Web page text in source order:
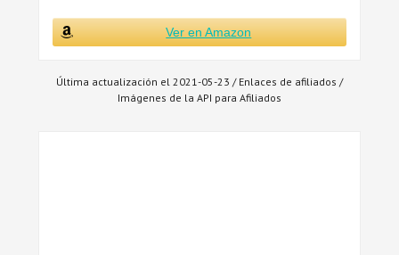
Ver en Amazon
Última actualización el 2021-05-23 / Enlaces de afiliados /
Imágenes de la API para Afiliados